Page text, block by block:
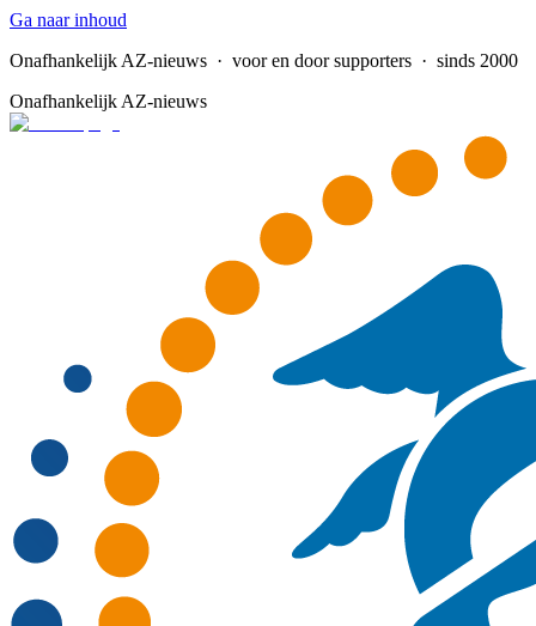
Ga naar inhoud
Onafhankelijk AZ-nieuws · voor en door supporters · sinds 2000
Onafhankelijk AZ-nieuws